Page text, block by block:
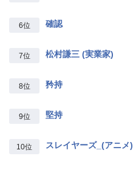
6位 確認
7位 松村謙三 (実業家)
8位 矜持
9位 堅持
10位 スレイヤーズ_(アニメ)